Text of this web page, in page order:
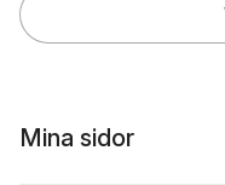
Mina sidor